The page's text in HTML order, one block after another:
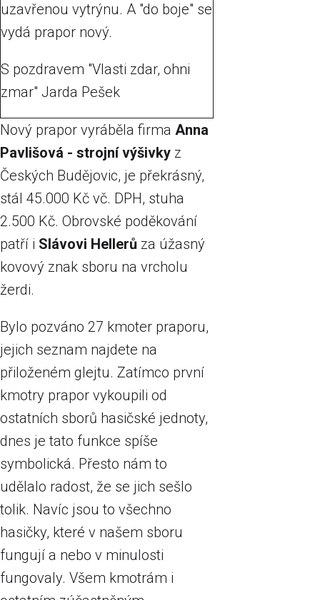
uzavřenou vytrýnu. A "do boje" se
vydá prapor nový.
S pozdravem "Vlasti zdar, ohni
zmar" Jarda Pešek
Nový prapor vyráběla firma Anna
Pavlišová - strojní výšivky z
Českých Budějovic, je překrásný,
stál 45.000 Kč vč. DPH, stuha
2.500 Kč. Obrovské poděkování
patří i Slávovi Hellerů za úžasný
kovový znak sboru na vrcholu
žerdi.
Bylo pozváno 27 kmoter praporu,
jejich seznam najdete na
přiloženém glejtu. Zatímco první
kmotry prapor vykoupili od
ostatních sborů hasičské jednoty,
dnes je tato funkce spíše
symbolická. Přesto nám to
udělalo radost, že se jich sešlo
tolik. Navíc jsou to všechno
hasičky, které v našem sboru
fungují a nebo v minulosti
fungovaly. Všem kmotrám i